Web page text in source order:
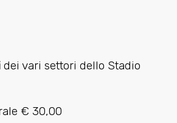
dei vari settori dello Stadio
€ 30,00